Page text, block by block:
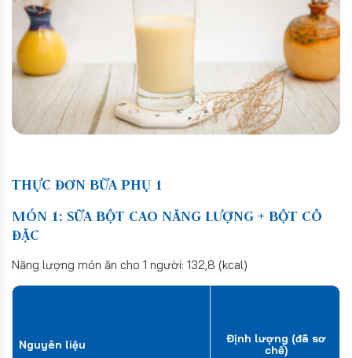
THỰC ĐƠN BỮA PHỤ 1
MÓN 1: SỮA BỘT CAO NĂNG LƯỢNG + BỘT CÔ
ĐẶC
Năng lượng món ăn cho 1 người: 132,8 (kcal)
Nguyên liệu
Định lượng (đã sơ
chế)